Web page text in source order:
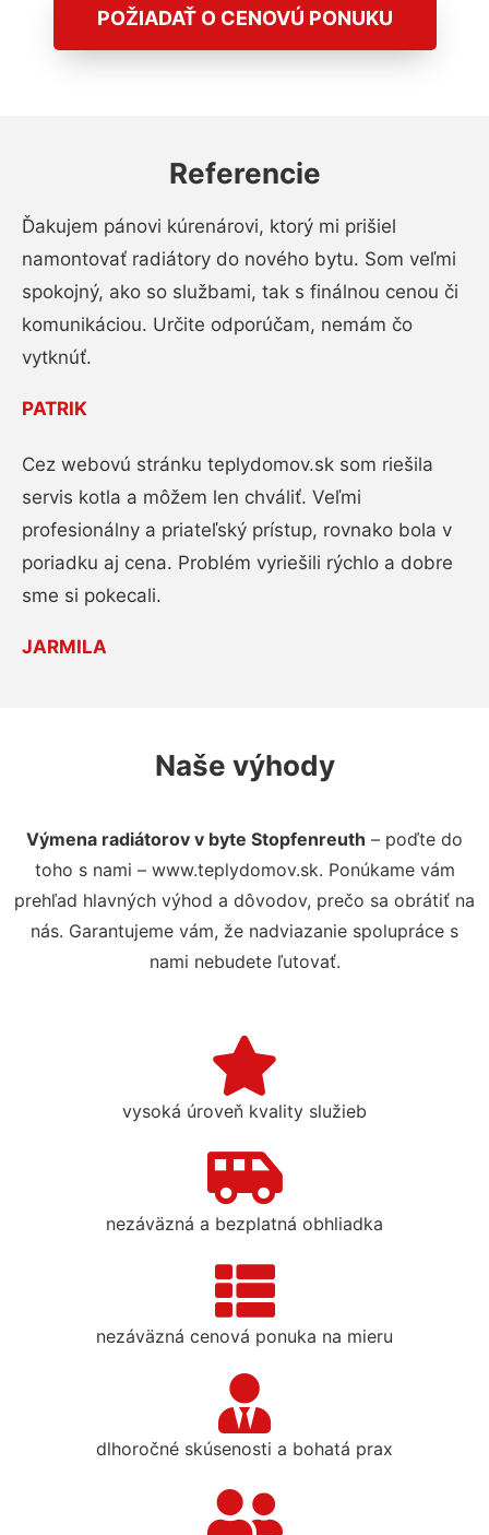
POŽIADAŤ O CENOVÚ PONUKU
Referencie
Ďakujem pánovi kúrenárovi, ktorý mi prišiel
namontovať radiátory do nového bytu. Som veľmi
spokojný, ako so službami, tak s finálnou cenou či
komunikáciou. Určite odporúčam, nemám čo
vytknúť.
PATRIK
Cez webovú stránku teplydomov.sk som riešila
servis kotla a môžem len chváliť. Veľmi
profesionálny a priateľský prístup, rovnako bola v
poriadku aj cena. Problém vyriešili rýchlo a dobre
sme si pokecali.
JARMILA
Naše výhody
Výmena radiátorov v byte Stopfenreuth – poďte do
toho s nami – www.teplydomov.sk. Ponúkame vám
prehľad hlavných výhod a dôvodov, prečo sa obrátiť na
nás. Garantujeme vám, že nadviazanie spolupráce s
nami nebudete ľutovať.
vysoká úroveň kvality služieb
nezáväzná a bezplatná obhliadka
nezáväzná cenová ponuka na mieru
dlhoročné skúsenosti a bohatá prax